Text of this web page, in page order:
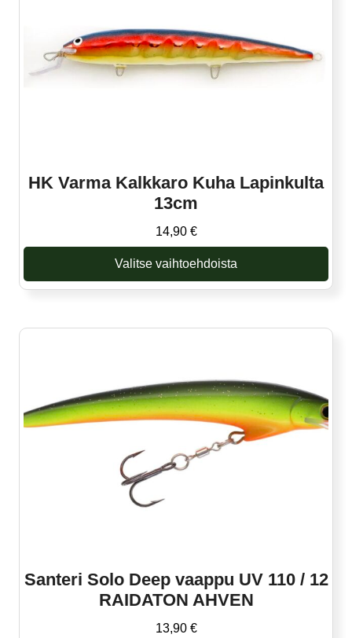
HK Varma Kalkkaro Kuha Lapinkulta
13cm
14,90 €
Valitse vaihtoehdoista
Tällä
on
Voit
tehdä
valinnat
tuotteen
sivulla.
Santeri Solo Deep vaappu UV 110 / 12
RAIDATON AHVEN
13,90 €